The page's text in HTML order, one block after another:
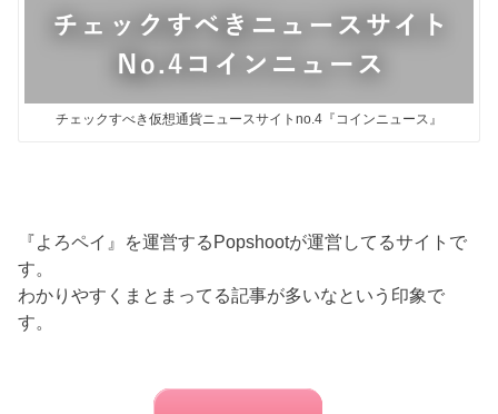
チェックすべき仮想通貨ニュースサイトno.4『コインニュース』
『よろペイ』を運営するPopshootが運営してるサイトで
す。
わかりやすくまとまってる記事が多いなという印象で
す。